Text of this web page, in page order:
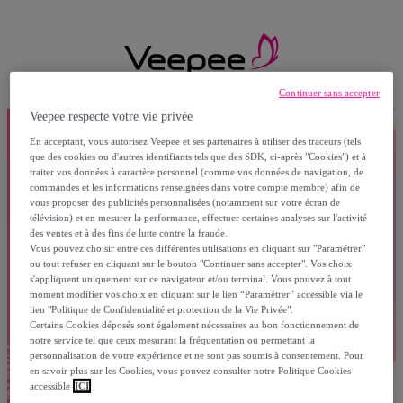
Veepee respecte votre vie privée
En acceptant, vous autorisez Veepee et ses partenaires à utiliser des traceurs (tels
que des cookies ou d'autres identifiants tels que des SDK, ci-après "Cookies") et à
traiter vos données à caractère personnel (comme vos données de navigation, de
commandes et les informations renseignées dans votre compte membre) afin de
vous proposer des publicités personnalisées (notamment sur votre écran de
télévision) et en mesurer la performance, effectuer certaines analyses sur l'activité
des ventes et à des fins de lutte contre la fraude.
Vous pouvez choisir entre ces différentes utilisations en cliquant sur "Paramétrer"
ou tout refuser en cliquant sur le bouton "Continuer sans accepter". Vos choix
s'appliquent uniquement sur ce navigateur et/ou terminal. Vous pouvez à tout
moment modifier vos choix en cliquant sur le lien “Paramétrer” accessible via le
lien "Politique de Confidentialité et protection de la Vie Privée".
Certains Cookies déposés sont également nécessaires au bon fonctionnement de
notre service tel que ceux mesurant la fréquentation ou permettant la
personnalisation de votre expérience et ne sont pas soumis à consentement. Pour
en savoir plus sur les Cookies, vous pouvez consulter notre Politique Cookies
accessible ICI
Continuer sans accepter